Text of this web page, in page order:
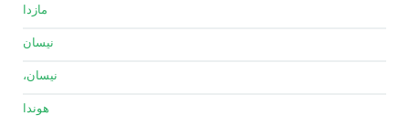
مازدا
نيسان
نيسان،
هوندا